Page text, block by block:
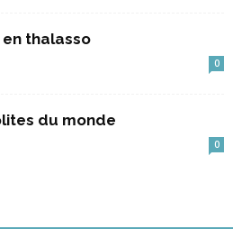
thalasso
0
du monde
0